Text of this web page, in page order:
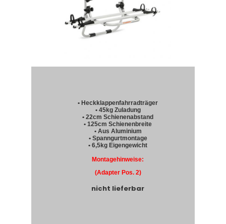
• Heckklappenfahrradträger
• 45kg Zuladung
• 22cm Schienenabstand
• 125cm Schienenbreite
• Aus Aluminium
• Spanngurtmontage
• 6,5kg Eigengewicht
Montagehinweise:
(Adapter Pos. 2)
nicht lieferbar